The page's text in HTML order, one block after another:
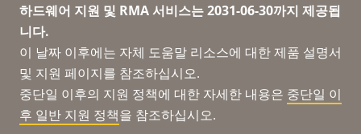
하드웨어 지원 및 RMA 서비스는 2031-06-30까지 제공됩
니다.
이 날짜 이후에는 자체 도움말 리소스에 대한 제품 설명서
및 지원 페이지를 참조하십시오.
중단일 이후의 지원 정책에 대한 자세한 내용은 중단일 이
후 일반 지원 정책을 참조하십시오.